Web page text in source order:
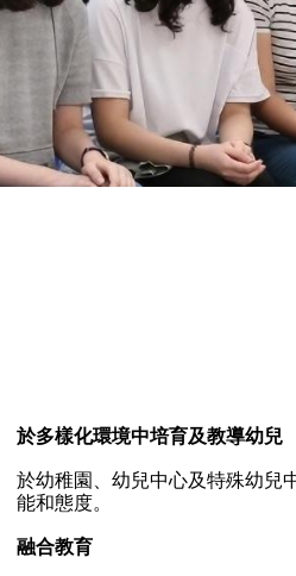
於多樣化環境中培育及教導幼兒
於幼稚園、幼兒中心及特殊幼兒
能和態度。
融合教育